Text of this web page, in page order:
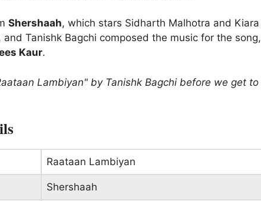
Shershaah, which stars Sidharth Malhotra and Kiara
Tanishk Bagchi composed the music for the song,
Kaur.
Lambiyan" by Tanishk Bagchi before we get to
Raataan Lambiyan
Shershaah